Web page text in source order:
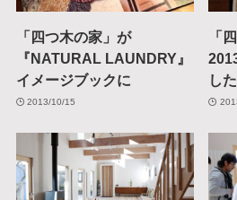
「四つ木の家」が
『NATURAL LAUNDRY』
イメージブックに
2013/10/15
「
した